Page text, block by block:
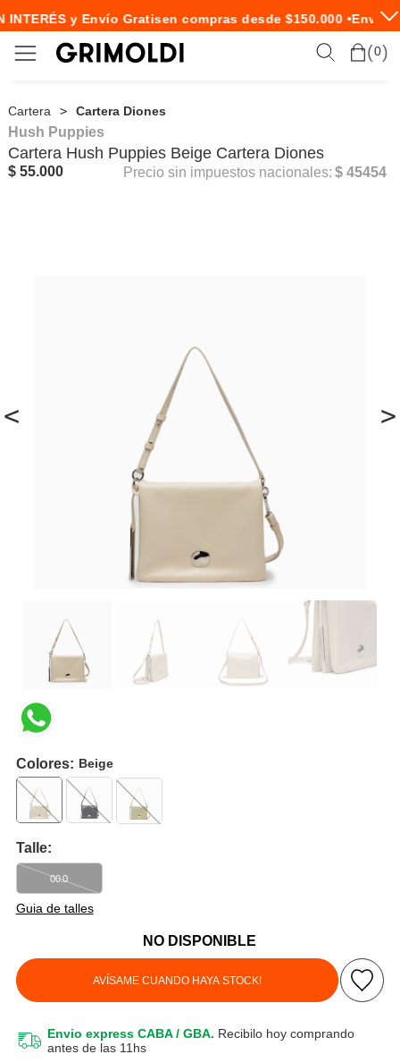
INTERÉS y Envío Gratisen compras desde $150.000 •Envío
0
Cartera Cartera Diones
< >
Hush Puppies
Cartera Hush Puppies Beige Cartera Diones
$ 55.000 Precio sin impuestos nacionales: $ 45454
Colores: Beige
Talle:
Guia de talles
00.0
NO DISPONIBLE
AVÍSAME CUANDO HAYA STOCK!
Envio express CABA / GBA. Recibilo hoy comprando
antes de las 11hs